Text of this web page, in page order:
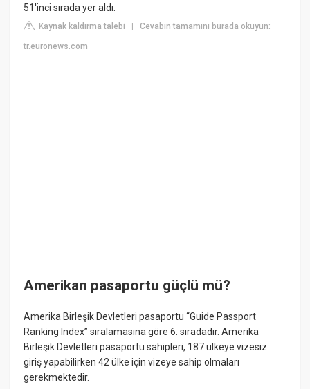
51'inci sırada yer aldı.
Kaynak kaldırma talebi |Cevabın tamamını burada okuyun:
tr.euronews.com
Amerikan pasaportu güçlü mü?
Amerika Birleşik Devletleri pasaportu “Guide Passport
Ranking Index” sıralamasına göre 6. sıradadır. Amerika
Birleşik Devletleri pasaportu sahipleri, 187 ülkeye vizesiz
giriş yapabilirken 42 ülke için vizeye sahip olmaları
gerekmektedir.